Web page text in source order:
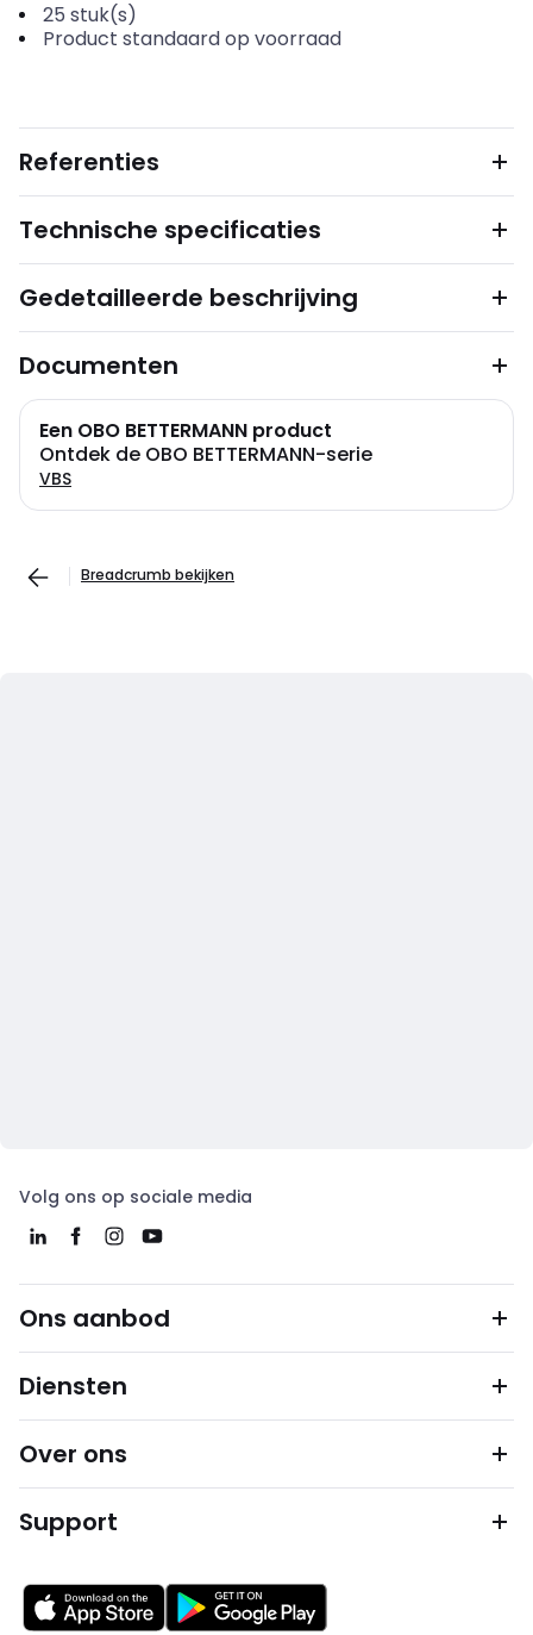
25 stuk(s)
Product standaard op voorraad
Referenties
Technische specificaties
Gedetailleerde beschrijving
Documenten
Een OBO BETTERMANN product
Ontdek de OBO BETTERMANN-serie
VBS
Breadcrumb bekijken
Volg ons op sociale media
Ons aanbod
Diensten
Over ons
Support